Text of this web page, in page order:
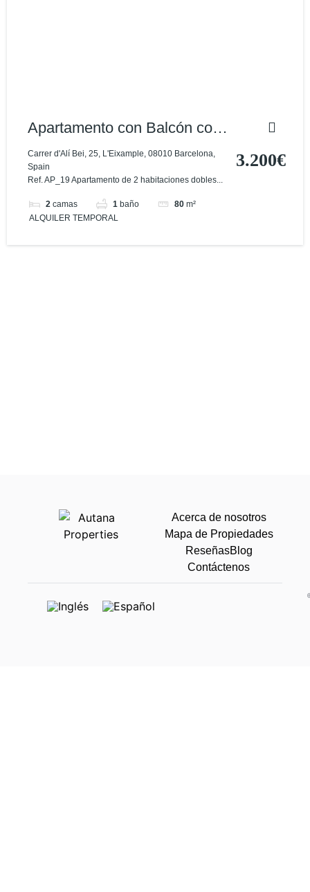
Apartamento con Balcón con
Excelente Ubicación
Carrer d'Alí Bei, 25, L'Eixample, 08010 Barcelona,
Spain
Ref. AP_19 Apartamento de 2 habitaciones dobles...
2 camas 1 baño 80 m²
ALQUILER TEMPORAL
3.200€
Acerca de nosotros
Mapa de Propiedades
ReseñasBlog
Contáctenos